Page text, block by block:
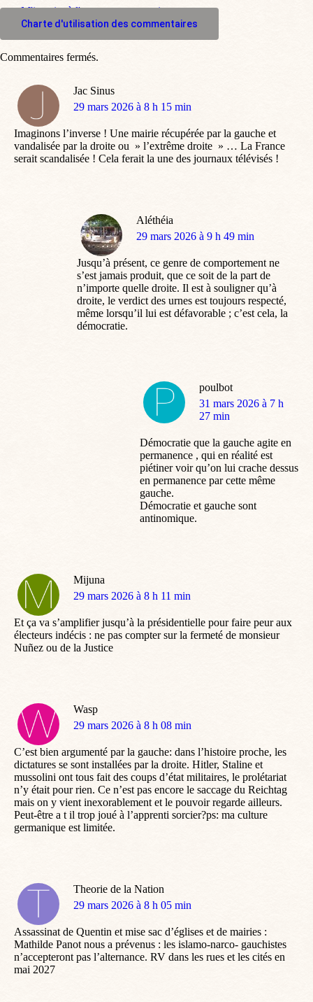
M'inscrire à l'espace commentaire
Charte d'utilisation des commentaires
Jac Sinus
dit
29 mars 2026 à 8 h 15 min
Imaginons l’inverse ! Une mairie récupérée par la gauche et
vandalisée par la droite ou » l’extrême droite » … La France
serait scandalisée ! Cela ferait la une des journaux télévisés !
Aléthéia
dit
29 mars 2026 à 9 h 49 min
Jusqu’à présent, ce genre de comportement ne
s’est jamais produit, que ce soit de la part de
n’importe quelle droite. Il est à souligner qu’à
droite, le verdict des urnes est toujours respecté,
même lorsqu’il lui est défavorable ; c’est cela, la
démocratie.
poulbot
dit
:
31 mars 2026 à 7 h
27 min
Démocratie que la gauche agite en
permanence , qui en réalité est
piétiner voir qu’on lui crache dessus
en permanence par cette même
gauche.
Démocratie et gauche sont
antinomique.
Mijuna
dit
29 mars 2026 à 8 h 11 min
Et ça va s’amplifier jusqu’à la présidentielle pour faire peur aux
électeurs indécis : ne pas compter sur la fermeté de monsieur
Nuñez ou de la Justice
Wasp
dit
29 mars 2026 à 8 h 08 min
C’est bien argumenté par la gauche: dans l’histoire proche, les
dictatures se sont installées par la droite. Hitler, Staline et
mussolini ont tous fait des coups d’état militaires, le prolétariat
n’y était pour rien. Ce n’est pas encore le saccage du Reichtag
mais on y vient inexorablement et le pouvoir regarde ailleurs.
Peut-être a t il trop joué à l’apprenti sorcier?ps: ma culture
germanique est limitée.
Theorie de la Nation
dit
29 mars 2026 à 8 h 05 min
Assassinat de Quentin et mise sac d’églises et de mairies :
Mathilde Panot nous a prévenus : les islamo-narco- gauchistes
n’accepteront pas l’alternance. RV dans les rues et les cités en
mai 2027
Commentaires fermés.